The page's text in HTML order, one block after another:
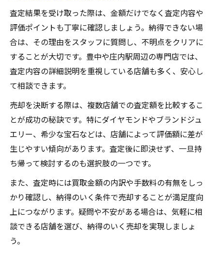
査定結果を受け取った際は、金額だけでなく査定内容や
評価ポイントも丁寧に確認しましょう。納得できない場
合は、その理由をスタッフに質問し、不明点をクリアに
することが大切です。豊中や庄内駅周辺の専門店では、
査定内容の詳細説明を重視している店舗も多く、安心し
て相談できます。
売却を決断する際は、複数店舗での査定額を比較するこ
とが成功の秘訣です。特にダイヤモンドやブランドジュ
エリー、希少な宝石などは、店舗によって評価額に差が
生じやすい傾向があります。査定後に即決せず、一旦持
ち帰って検討するのも選択肢の一つです。
また、査定時には買取金額の内訳や手数料の有無をしっ
かり確認し、納得のいく条件で売却することが満足度向
上につながります。疑問や不安がある場合は、気軽に相
談できる店舗を選び、納得のいく売却を実現しましょ
う。